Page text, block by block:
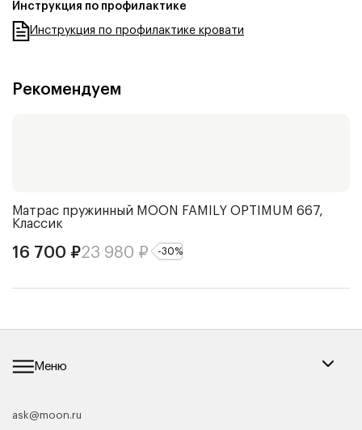
Инструкция по профилактике
Инструкция по профилактике кровати
Рекомендуем
Матрас пружинный MOON FAMILY OPTIMUM 667,
Классик
16 700 ₽23 980 ₽ -30%
Меню
Каталог мебели
ask@moon.ru